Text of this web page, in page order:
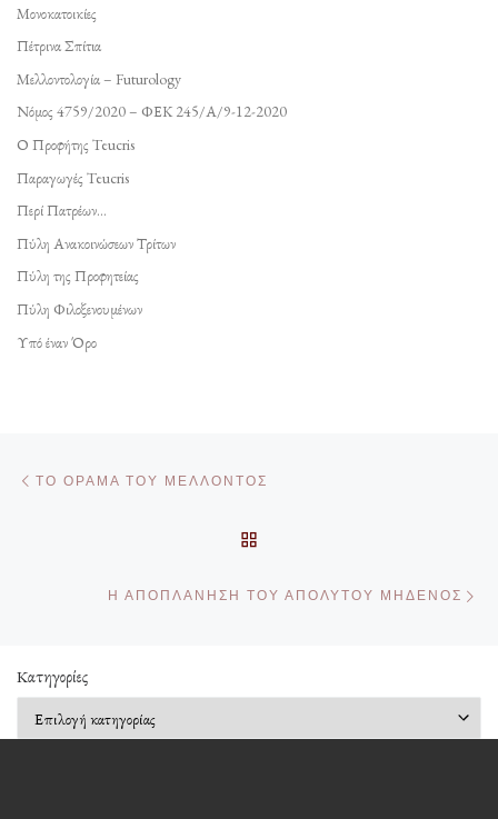
Μονοκατοικίες
Πέτρινα Σπίτια
Μελλοντολογία – Futurology
Νόμος 4759/2020 – ΦΕΚ 245/Α/9-12-2020
Ο Προφήτης Teucris
Παραγωγές Teucris
Περί Πατρέων…
Πύλη Ανακοινώσεων Τρίτων
Πύλη της Προφητείας
Πύλη Φιλοξενουμένων
Υπό έναν Όρο
ΤΟ ΌΡΑΜΑ ΤΟΥ ΜΈΛΛΟΝΤΟΣ
Η ΑΠΟΠΛΆΝΗΣΗ ΤΟΥ ΑΠΟΛΎΤΟΥ ΜΗΔΕΝΌΣ
Kατηγορίες